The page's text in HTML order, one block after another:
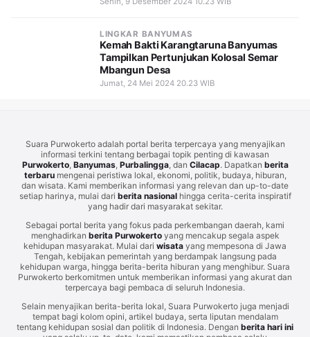
LINGKAR BANYUMAS
Kemah Bakti Karangtaruna Banyumas
Tampilkan Pertunjukan Kolosal Semar
Mbangun Desa
Jumat, 24 Mei 2024 20.23 WIB
Suara Purwokerto adalah portal berita terpercaya yang menyajikan
informasi terkini tentang berbagai topik penting di kawasan
Purwokerto, Banyumas, Purbalingga, dan Cilacap. Dapatkan berita
terbarumengenai peristiwa lokal, ekonomi, politik, budaya, hiburan,
dan wisata. Kami memberikan informasi yang relevan dan up-to-date
setiap harinya, mulai dari berita nasionalhingga cerita-cerita inspiratif
yang hadir dari masyarakat sekitar.
Sebagai portal berita yang fokus pada perkembangan daerah, kami
menghadirkan berita Purwokertoyang mencakup segala aspek
kehidupan masyarakat. Mulai dari wisata yang mempesona di Jawa
Tengah, kebijakan pemerintah yang berdampak langsung pada
kehidupan warga, hingga berita-berita hiburan yang menghibur. Suara
Purwokerto berkomitmen untuk memberikan informasi yang akurat dan
terpercaya bagi pembaca di seluruh Indonesia.
Selain menyajikan berita-berita lokal, Suara Purwokerto juga menjadi
tempat bagi kolom opini, artikel budaya, serta liputan mendalam
tentang kehidupan sosial dan politik di Indonesia. Dengan berita hari ini